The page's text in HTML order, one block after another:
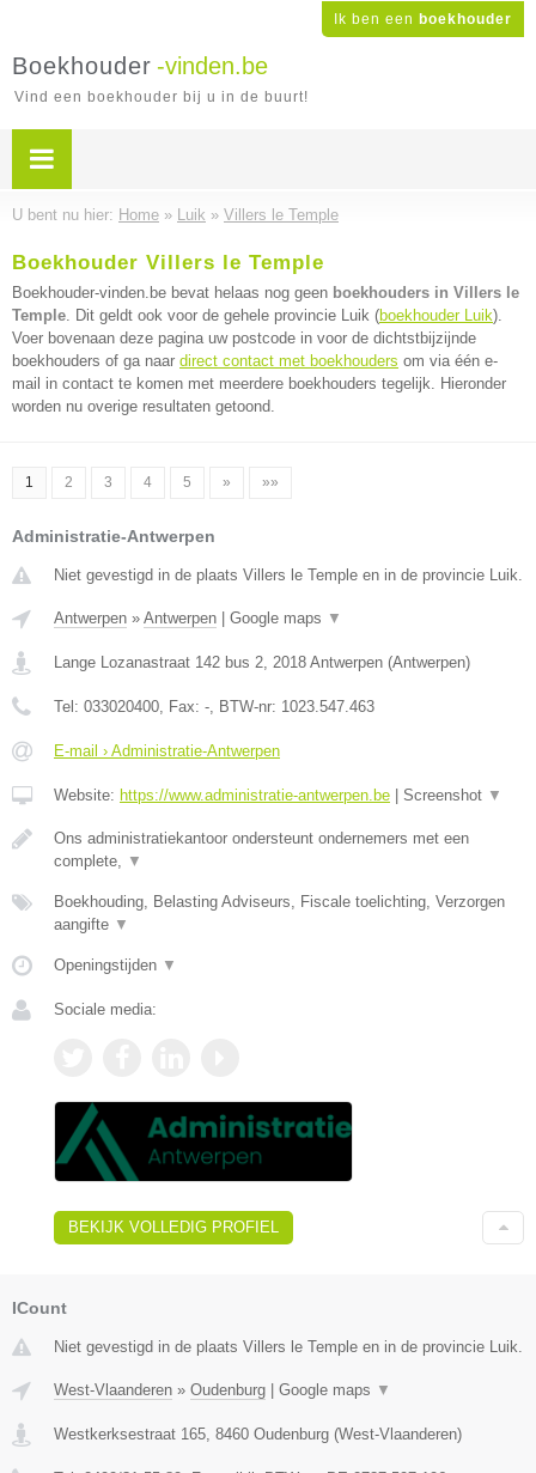
Ik ben een boekhouder
Boekhouder -vinden.be
Vind een boekhouder bij u in de buurt!
U bent nu hier: Home » Luik » Villers le Temple
Boekhouder Villers le Temple
Boekhouder-vinden.be bevat helaas nog geen boekhouders in Villers le
Temple. Dit geldt ook voor de gehele provincie Luik (boekhouder Luik).
Voer bovenaan deze pagina uw postcode in voor de dichtstbijzijnde
boekhouders of ga naar direct contact met boekhouders om via één e-
mail in contact te komen met meerdere boekhouders tegelijk. Hieronder
worden nu overige resultaten getoond.
1 2 3 4 5 » »»
Administratie-Antwerpen
Niet gevestigd in de plaats Villers le Temple en in de provincie Luik.
Antwerpen » Antwerpen Google maps ▼
Lange Lozanastraat 142 bus 2, 2018 Antwerpen (Antwerpen)
Tel: 033020400, Fax: -, BTW-nr: 1023.547.463
E-mail › Administratie-Antwerpen
Website: https://www.administratie-antwerpen.be Screenshot ▼
Ons administratiekantoor ondersteunt ondernemers met een
complete, ▼
Boekhouding, Belasting Adviseurs, Fiscale toelichting, Verzorgen
aangifte ▼
Openingstijden ▼
Sociale media:
BEKIJK VOLLEDIG PROFIEL
ICount
Niet gevestigd in de plaats Villers le Temple en in de provincie Luik.
West-Vlaanderen » Oudenburg Google maps ▼
Westkerksestraat 165, 8460 Oudenburg (West-Vlaanderen)